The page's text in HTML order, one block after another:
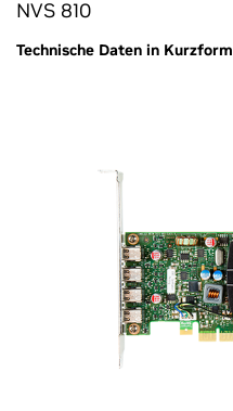
NVS 810
Technische Daten in Kurzform